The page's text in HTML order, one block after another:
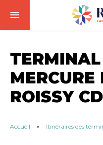
TERMINAL
MERCURE
ROISSY
Accueil » Itinéraires des